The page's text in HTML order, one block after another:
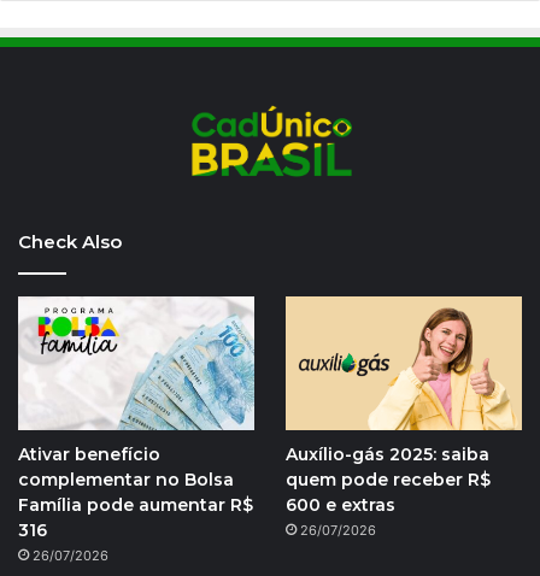
Check Also
Ativar benefício
complementar no Bolsa
Família pode aumentar R$
316
26/07/2026
Auxílio-gás 2025: saiba
quem pode receber R$
600 e extras
26/07/2026